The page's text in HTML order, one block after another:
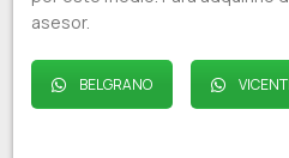
asesor.
BELGRANO